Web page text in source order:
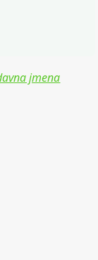
jmena